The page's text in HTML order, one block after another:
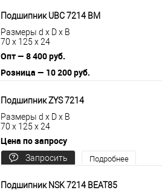
Подшипник UBC 7214 BM
Размеры d x D x B
70 x 125 x 24
Опт — 8 400 руб.
Розница — 10 200 руб.
Подшипник ZYS 7214
Размеры d x D x B
70 x 125 x 24
Цена по запросу
Запросить
Подробнее
Подшипник NSK 7214 BEAT85